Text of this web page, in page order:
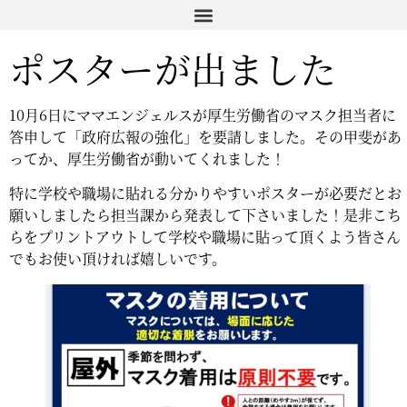
に
ス
キ
ッ
プ
ポスターが出ました
10月6日にママエンジェルスが厚生労働省のマスク担当者に
答申して「政府広報の強化」を要請しました。その甲斐があ
ってか、厚生労働省が動いてくれました！
特に学校や職場に貼れる分かりやすいポスターが必要だとお
願いしましたら担当課から発表して下さいました！是非こち
らをプリントアウトして学校や職場に貼って頂くよう皆さん
でもお使い頂ければ嬉しいです。